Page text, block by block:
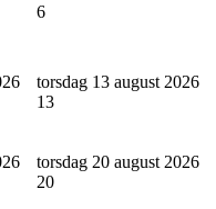
6
torsdag 13 august 2026
13
torsdag 20 august 2026
20